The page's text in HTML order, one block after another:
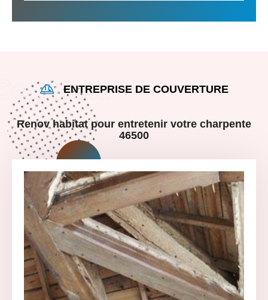
ENTREPRISE DE COUVERTURE
Renov habitat pour entretenir votre charpente
46500